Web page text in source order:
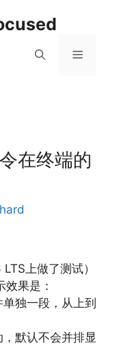
菜
在终端的
上做了测试）
果是：
独一段，从上到
默认不会并排显